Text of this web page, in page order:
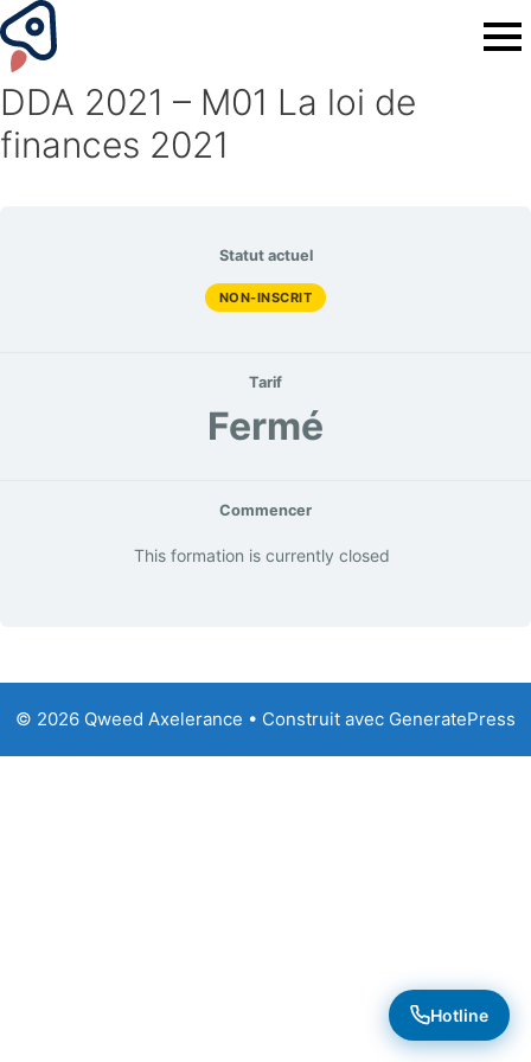
DDA 2021 – M01 La loi de
finances 2021
Statut actuel
NON-INSCRIT
Tarif
Fermé
Commencer
This formation is currently closed
© 2026 Qweed Axelerance • Construit avec GeneratePress
Hotline